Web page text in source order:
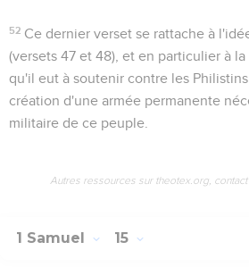
52 Ce dernier verset se rattache à
(versets 47 et 48), et en particulier à
qu'il eut à soutenir contre les
création d'une armée permanente
militaire de ce peuple.
Autres ressources sur theotex.org,
1 Samuel 15